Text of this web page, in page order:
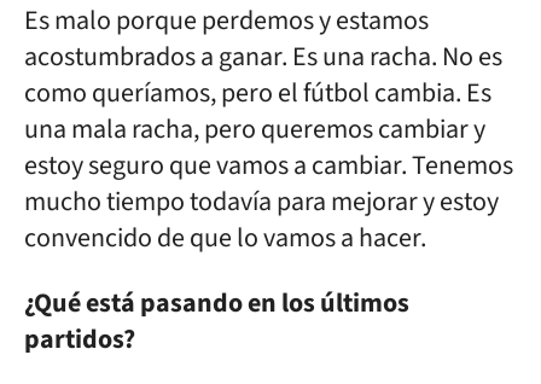
Es malo porque perdemos y estamos
acostumbrados a ganar. Es una racha. No es
como queríamos, pero el fútbol cambia. Es
una mala racha, pero queremos cambiar y
estoy seguro que vamos a cambiar. Tenemos
mucho tiempo todavía para mejorar y estoy
convencido de que lo vamos a hacer.
¿Qué está pasando en los últimos
partidos?